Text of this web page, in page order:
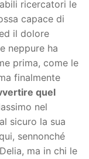
ricercatori le
capace di
il dolore
neppure ha
prima, come le
finalmente
quel
nel
sicuro la sua
sennonché
ma in chi le